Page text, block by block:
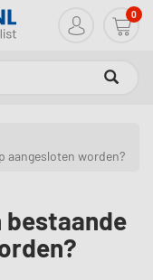
0
aangesloten worden?
bestaande